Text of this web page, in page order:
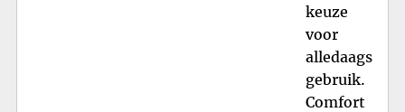
keuze
voor
alledaags
gebruik.
Comfort